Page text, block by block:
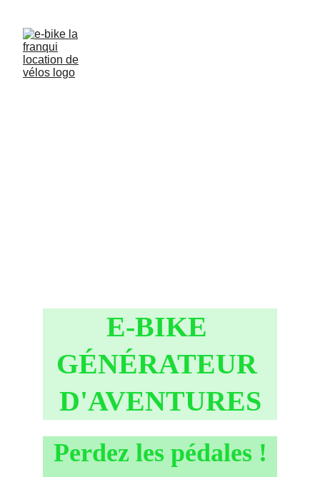
Perdez les pédales !
E-BIKE
GÉNÉRATEUR
D'AVENTURES